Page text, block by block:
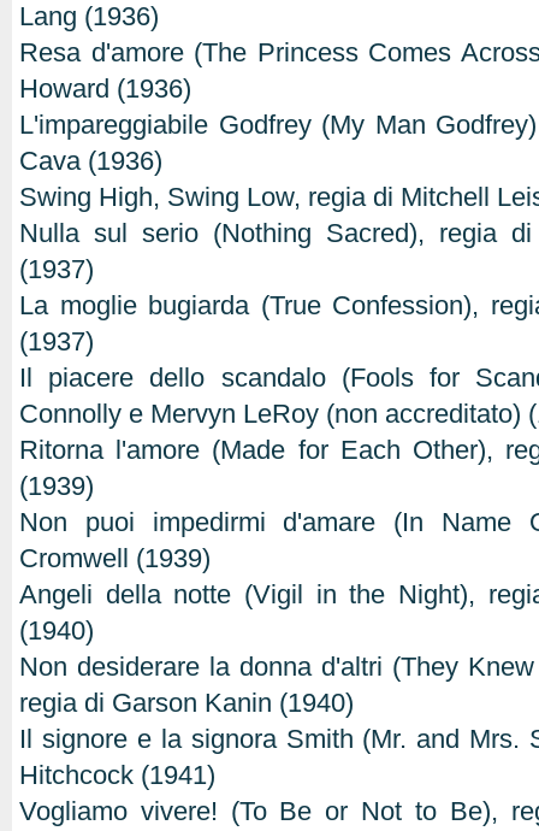
Lang (1936)
Resa d'amore (The Princess Comes
Howard (1936)
L'impareggiabile Godfrey (My Man
Cava (1936)
Swing High, Swing Low, regia di Mitchell
Nulla sul serio (Nothing Sacred), regia
(1937)
La moglie bugiarda (True Confession),
(1937)
Il piacere dello scandalo (Fools for
Connolly e Mervyn LeRoy (non accreditato)
Ritorna l'amore (Made for Each Other),
(1939)
Non puoi impedirmi d'amare (In Name
Cromwell (1939)
Angeli della notte (Vigil in the Night),
(1940)
Non desiderare la donna d'altri (They
regia di Garson Kanin (1940)
Il signore e la signora Smith (Mr. and Mrs.
Hitchcock (1941)
Vogliamo vivere! (To Be or Not to Be),